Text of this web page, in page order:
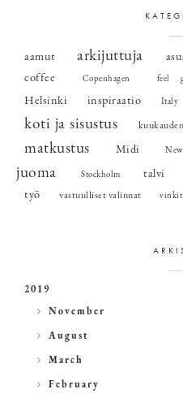
aamut arkijuttuja
coffee Copenhagen feel
Helsinki
inspiraatio Italy
koti ja sisustus
matkustus Midi
juoma
Stockholm talvi
työ
vastuulliset valinnat vinkit
2019
►
November
►
August
►
March
►
February